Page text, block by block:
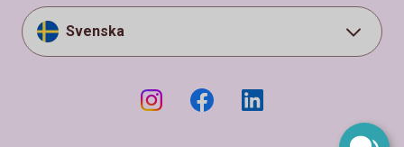
Svenska